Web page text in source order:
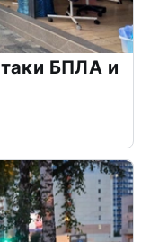
БПЛА и